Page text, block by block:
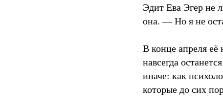
Эдит Ева Эгер не
она. — Но я не
В конце апреля её
навсегда
иначе: как
которые до сих